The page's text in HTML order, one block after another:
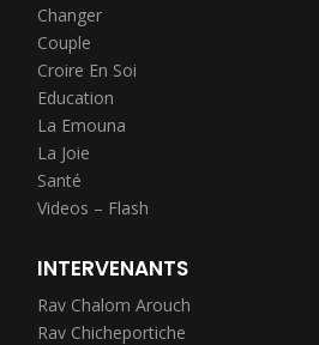
Changer
Couple
Croire En Soi
Education
La Emouna
La Joie
Santé
Videos – Flash
INTERVENANTS
Rav Chalom Arouch
Rav Chicheportiche